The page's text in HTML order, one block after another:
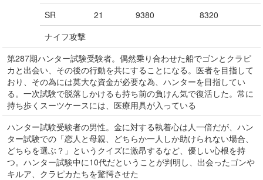
SR
21 9380
8320
ナイフ攻撃
第287期ハンター試験受験者。偶然乗り合わせた船でゴンとクラピ
カと出会い、その後の行動を共にすることになる。医者を目指して
おり、その為には莫大な資金が必要な為、ハンターを目指してい
る。一次試験で脱落しかけるも持ち前の負けん気で復活した。常に
持ち歩くスーツケースには、医療用具が入っている
ハンター試験受験者の男性。金に対する執着心は人一倍だが、ハン
ター試験での「恋人と母親、どちらか一人しか助けられない場合、
どちらを選ぶ？」というクイズに激昂するなど、優しい心根を持
つ。ハンター試験中に10代だということが判明し、出会ったゴンや
キルア、クラピカたちを驚愕させた